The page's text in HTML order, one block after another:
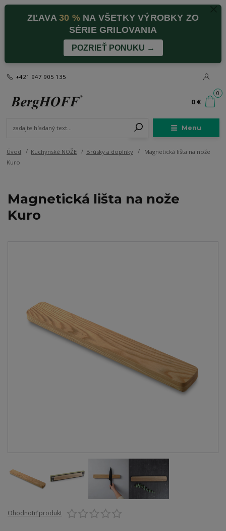
ZĽAVA30 %NA VŠETKY VÝROBKY ZO
SÉRIE GRILOVANIA
POZRIEŤ PONUKU →
Menu
+421 947 905 135
0
0 €
Úvod Kuchynské NOŽE Brúsky a doplnky
Magnetická lišta na nože
Kuro
Magnetická lišta na nože
Kuro
Ohodnotiť produkt